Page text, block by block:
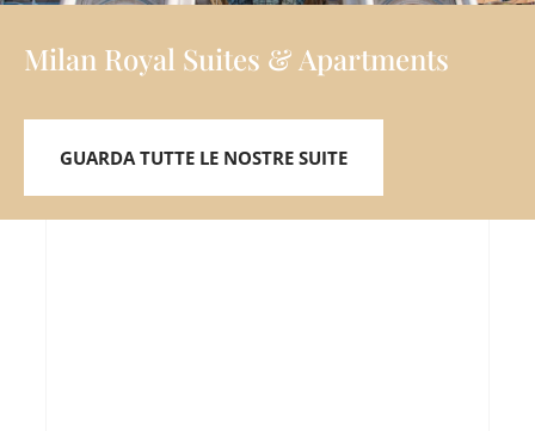
Milan Royal Suites & Apartments
GUARDA TUTTE LE NOSTRE SUITE